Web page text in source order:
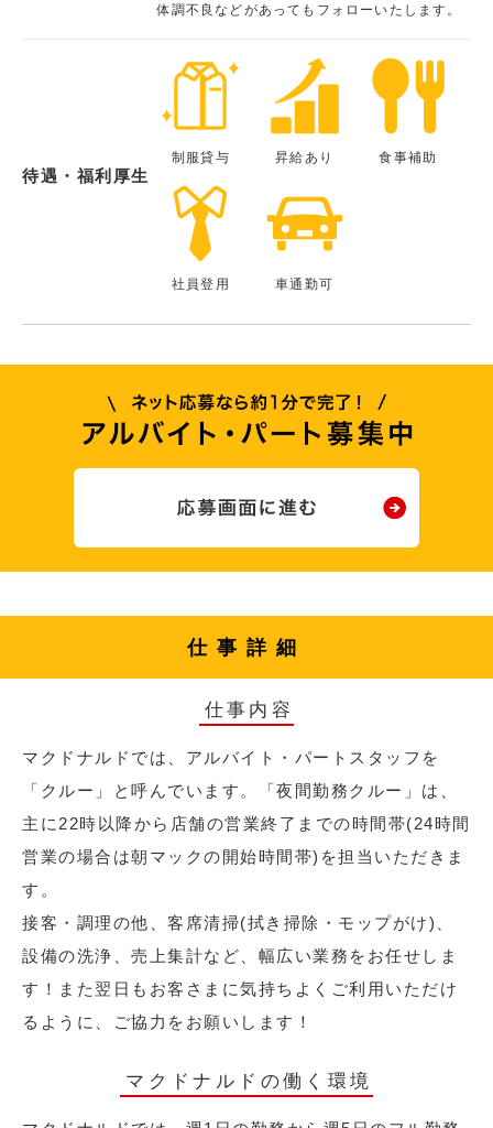
体調不良などがあってもフォローいたします。
待遇・福利厚生
制服貸与 昇給あり 食事補助
社員登用 車通勤可
仕事詳細
仕事内容
マクドナルドでは、アルバイト・パートスタッフを
「クルー」と呼んでいます。「夜間勤務クルー」は、
主に22時以降から店舗の営業終了までの時間帯(24時間
営業の場合は朝マックの開始時間帯)を担当いただきま
す。
接客・調理の他、客席清掃(拭き掃除・モップがけ)、
設備の洗浄、売上集計など、幅広い業務をお任せしま
す！また翌日もお客さまに気持ちよくご利用いただけ
るように、ご協力をお願いします！
マクドナルドの働く環境